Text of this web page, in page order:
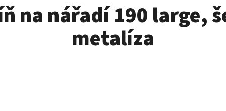
na nářadí 190 large,
metalíza
DOPORUČUJEME